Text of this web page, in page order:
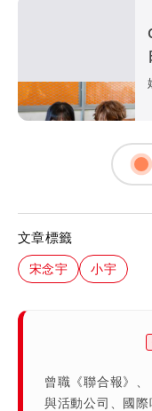
文章標籤
宋念宇 小宇
曾職《聯合報》
與活動公司、國際